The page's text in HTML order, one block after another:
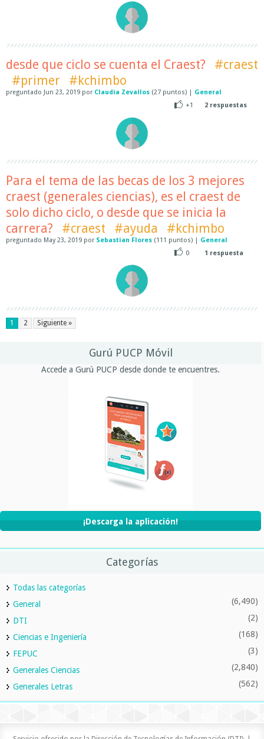
desde que ciclo se cuenta el Craest?
#craest
#primer
#kchimbo
preguntado Jun 23, 2019 por Claudia Zevallos (27 puntos) | General
+1
2 respuestas
Para el tema de las becas de los 3 mejores
craest (generales ciencias), es el craest de
solo dicho ciclo, o desde que se inicia la
carrera?
#craest #ayuda #kchimbo
preguntado May 23, 2019 por Sebastian Flores (111 puntos) | General
0
1 respuesta
1 2 Siguiente »
Gurú PUCP Móvil
Accede a Gurú PUCP desde donde te encuentres.
¡Descarga la aplicación!
Categorías
Todas las categorías
General
(6,490)
DTI (2)
Ciencias e Ingeniería (168)
FEPUC (3)
Generales Ciencias (2,840)
Generales Letras (562)